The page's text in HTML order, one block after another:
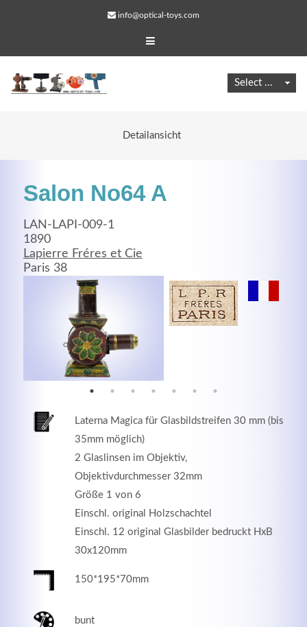
info@optical-toys.com
Detailansicht
Salon No64 A
LAN-LAPI-009-1
1890
Lapierre Fréres et Cie
Paris 38
Laterna Magica für Glasbildstreifen 30 mm (bis
35mm möglich)
2 Glaslinsen im Objektiv,
Objektivdurchmesser 32mm
Größe 1 von 6
Einschl. original Holzschachtel
Einschl. 12 original Glasbilder bedruckt HxB
30x120mm
150*195*70mm
bunt
Web Projects
Lorem ipsum dolor sit amet, consectetuer adipiscing
elit. Aenean commodo ligula eget dolor.
MEHR INFOS
Good Service
elit. Aenean commodo ligula eget dolor.